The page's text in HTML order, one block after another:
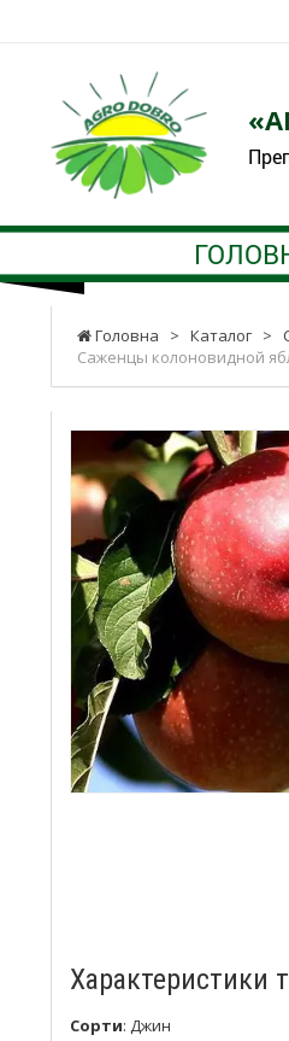
Головна > Каталог >
Саженцы колоновидной
Характеристики
Сорти: Джин